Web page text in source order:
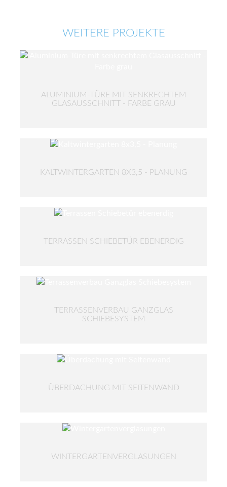
WEITERE PROJEKTE
ALUMINIUM-TÜRE MIT SENKRECHTEM
GLASAUSSCHNITT - FARBE GRAU
KALTWINTERGARTEN 8X3,5 - PLANUNG
TERRASSEN SCHIEBETÜR EBENERDIG
TERRASSENVERBAU GANZGLAS
SCHIEBESYSTEM
ÜBERDACHUNG MIT SEITENWAND
WINTERGARTENVERGLASUNGEN